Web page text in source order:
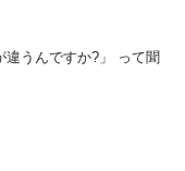
違うんですか?」 って聞